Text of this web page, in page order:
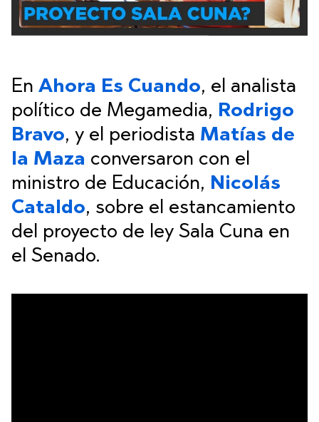
En Ahora Es Cuando, el analista
político de Megamedia, Rodrigo
Bravo, y el periodista Matías de
la Maza conversaron con el
ministro de Educación, Nicolás
Cataldo, sobre el estancamiento
del proyecto de ley Sala Cuna en
el Senado.